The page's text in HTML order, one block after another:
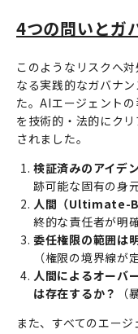
4つの問いとガ
このようなリスクへ
なる実践的なガバナ
た。AIエージェント
を技術的・法的にク
されました。
検証済みのアイデ
跡可能な固有の身
人間（Ultimate-
終的な責任者が明確
委任権限の範囲は
（権限の境界線が
人間によるオーバ
は存在するか？
また、すべてのエー